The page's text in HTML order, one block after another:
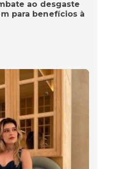
ao desgaste
para benefícios à